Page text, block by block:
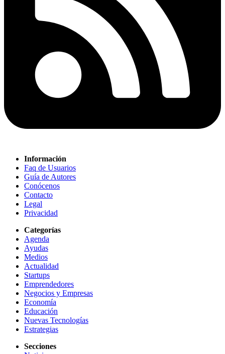
Información
Faq de Usuarios
Guía de Autores
Conócenos
Contacto
Legal
Privacidad
Categorías
Agenda
Ayudas
Medios
Actualidad
Startups
Emprendedores
Negocios y Empresas
Economía
Educación
Nuevas Tecnologías
Estrategias
Secciones